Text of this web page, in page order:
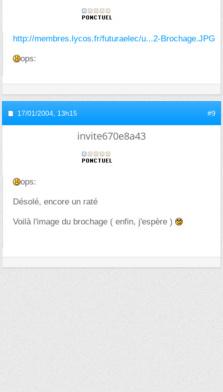
http://membres.lycos.fr/futuraelec/u...2-Brochage.JPG
ops:
17/01/2004, 13h15 #9
invite670e8a43
ops:
Désolé, encore un raté
Voilà l'image du brochage ( enfin, j'espère )